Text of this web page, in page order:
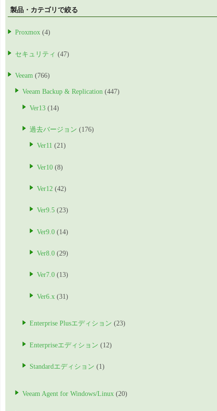
製品・カテゴリで絞る
Proxmox (4)
セキュリティ (47)
Veeam (766)
Veeam Backup & Replication (447)
Ver13 (14)
過去バージョン (176)
Ver11 (21)
Ver10 (8)
Ver12 (42)
Ver9.5 (23)
Ver9.0 (14)
Ver8.0 (29)
Ver7.0 (13)
Ver6.x (31)
Enterprise Plusエディション (23)
Enterpriseエディション (12)
Standardエディション (1)
Veeam Agent for Windows/Linux (20)